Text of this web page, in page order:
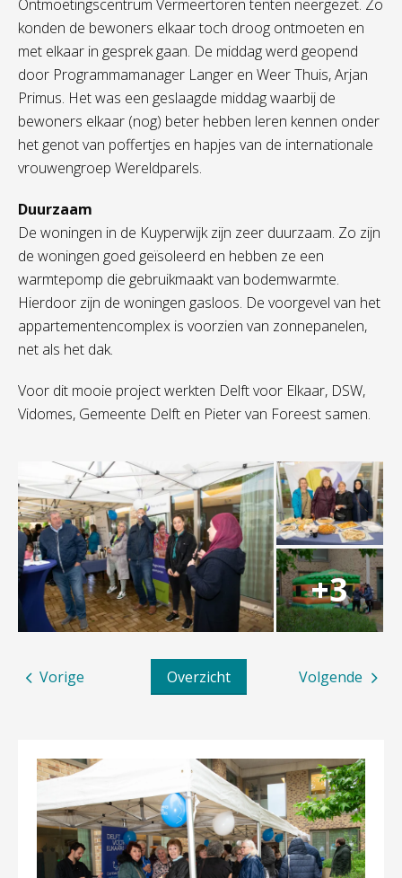
Ontmoetingscentrum Vermeertoren tenten neergezet. Zo
konden de bewoners elkaar toch droog ontmoeten en
met elkaar in gesprek gaan. De middag werd geopend
door Programmamanager Langer en Weer Thuis, Arjan
Primus. Het was een geslaagde middag waarbij de
bewoners elkaar (nog) beter hebben leren kennen onder
het genot van poffertjes en hapjes van de internationale
vrouwengroep Wereldparels.
Duurzaam
De woningen in de Kuyperwijk zijn zeer duurzaam. Zo zijn
de woningen goed geïsoleerd en hebben ze een
warmtepomp die gebruikmaakt van bodemwarmte.
Hierdoor zijn de woningen gasloos. De voorgevel van het
appartementencomplex is voorzien van zonnepanelen,
net als het dak.
Voor dit mooie project werkten Delft voor Elkaar, DSW,
Vidomes, Gemeente Delft en Pieter van Foreest samen.
Volgende
Overzicht
Vorige